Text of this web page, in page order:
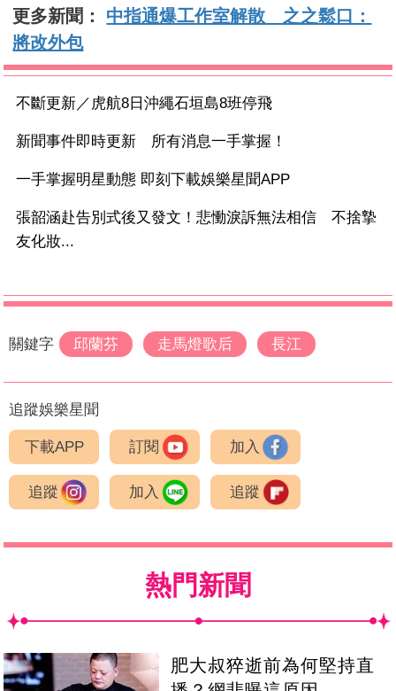
更多新聞： 中指通爆工作室解散 之之鬆口：
將改外包
不斷更新／虎航8日沖繩石垣島8班停飛
新聞事件即時更新 所有消息一手掌握！
一手掌握明星動態 即刻下載娛樂星聞APP
張韶涵赴告別式後又發文！悲慟淚訴無法相信 不捨摯
友化妝...
關鍵字 邱蘭芬 走馬燈歌后 長江
追蹤娛樂星聞
下載APP 訂閱 加入
追蹤 加入 追蹤
熱門新聞
肥大叔猝逝前為何堅持直